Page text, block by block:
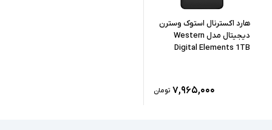
هارد اکسترنال استوک وسترن
دیجیتال مدل Western
Digital Elements 1TB
۷,۹۶۵,۰۰۰ تومان